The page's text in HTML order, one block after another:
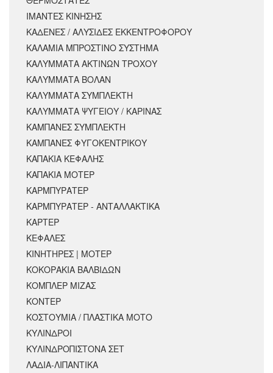
ΙΜΑΝΤΕΣ ΚΙΝΗΣΗΣ
ΚΑΔΕΝΕΣ / ΑΛΥΣΙΔΕΣ ΕΚΚΕΝΤΡΟΦΟΡΟΥ
ΚΑΛΑΜΙΑ ΜΠΡΟΣΤΙΝΟ ΣΥΣΤΗΜΑ
ΚΑΛΥΜΜΑΤΑ ΑΚΤΙΝΩΝ ΤΡΟΧΟΥ
ΚΑΛΥΜΜΑΤΑ ΒΟΛΑΝ
ΚΑΛΥΜΜΑΤΑ ΣΥΜΠΛΕΚΤΗ
ΚΑΛΥΜΜΑΤΑ ΨΥΓΕΙΟΥ / ΚΑΡΙΝΑΣ
ΚΑΜΠΑΝΕΣ ΣΥΜΠΛΕΚΤΗ
ΚΑΜΠΑΝΕΣ ΦΥΓΟΚΕΝΤΡΙΚΟΥ
ΚΑΠΑΚΙΑ ΚΕΦΑΛΗΣ
ΚΑΠΑΚΙΑ ΜΟΤΕΡ
ΚΑΡΜΠΥΡΑΤΕΡ
ΚΑΡΜΠΥΡΑΤΕΡ - ΑΝΤΑΛΛΑΚΤΙΚΑ
ΚΑΡΤΕΡ
ΚΕΦΑΛΕΣ
ΚΙΝΗΤΗΡΕΣ | ΜΟΤΕΡ
ΚΟΚΟΡΑΚΙΑ ΒΑΛΒΙΔΩΝ
ΚΟΜΠΛΕΡ ΜΙΖΑΣ
ΚΟΝΤΕΡ
ΚΟΣΤΟΥΜΙΑ / ΠΛΑΣΤΙΚΑ ΜΟΤΟ
ΚΥΛΙΝΔΡΟΙ
ΚΥΛΙΝΔΡΟΠΙΣΤΟΝΑ ΣΕΤ
ΛΑΔΙΑ-ΛΙΠΑΝΤΙΚΑ